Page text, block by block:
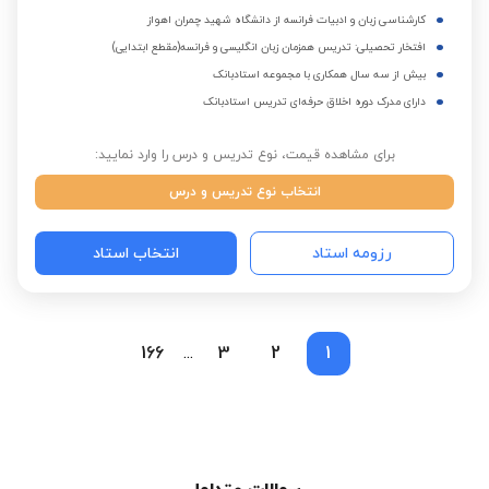
کارشناسی زبان و ادبیات فرانسه از دانشگاه شهید چمران اهواز
افتخار تحصیلی: تدریس همزمان زبان انگلیسی و فرانسه(مقطع ابتدایی)
بیش از سه سال همکاری با مجموعه استادبانک
دارای مدرک دوره اخلاق حرفه‌ای تدریس استادبانک
برای مشاهده قیمت، نوع تدریس و درس را وارد نمایید:
انتخاب نوع تدریس و درس
رزومه استاد انتخاب استاد
1
2
3
...
166